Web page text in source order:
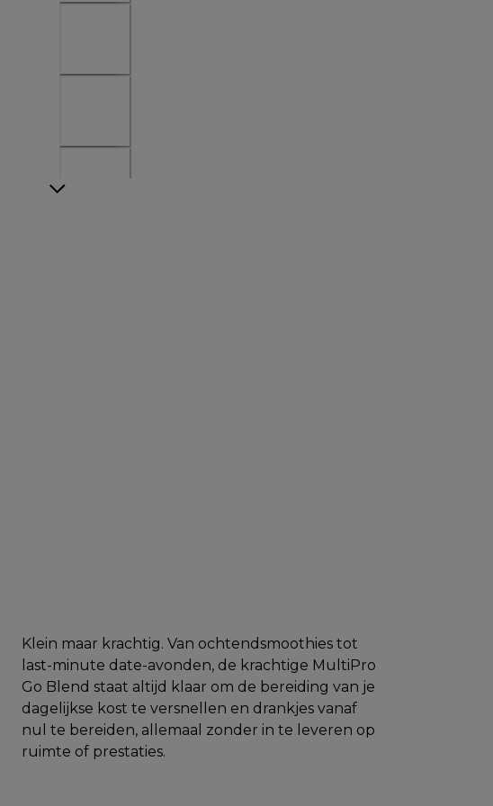
Klein maar krachtig. Van ochtendsmoothies tot
last-minute date-avonden, de krachtige MultiPro
Go Blend staat altijd klaar om de bereiding van je
dagelijkse kost te versnellen en drankjes vanaf
nul te bereiden, allemaal zonder in te leveren op
ruimte of prestaties.